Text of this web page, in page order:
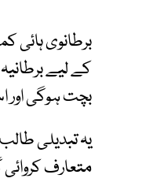
برطانوی ہائی
کے لیے
بچت ہوگی اور
یہ تبدیلی
متعارف